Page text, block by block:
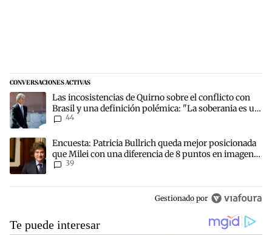
CONVERSACIONES ACTIVAS
Este listado muestra los artículos con más comentarios en los
Un artículo de tendencia con el título "Las incosistencias de
Las incosistencias de Quirno sobre el conflicto con
Brasil y una definición polémica: "La soberania es un
concepto antiguo"
44
Un artículo de tendencia con el título "Encuesta: Patricia Bullrich
Encuesta: Patricia Bullrich queda mejor posicionada
que Milei con una diferencia de 8 puntos en imagen
negativa
39
Gestionado por